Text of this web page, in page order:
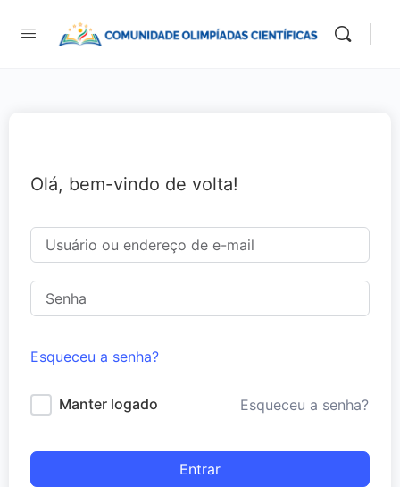
Olá, bem-vindo de volta!
Esqueceu a senha?
Manter logado Esqueceu a senha?
Entrar